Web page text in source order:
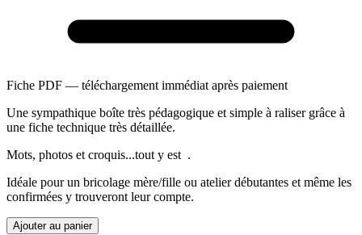
Fiche PDF — téléchargement immédiat après paiement
Une sympathique boîte très pédagogique et simple à raliser grâce à
une fiche technique très détaillée.
Mots, photos et croquis...tout y est .
Idéale pour un bricolage mère/fille ou atelier débutantes et même les
confirmées y trouveront leur compte.
Ajouter au panier